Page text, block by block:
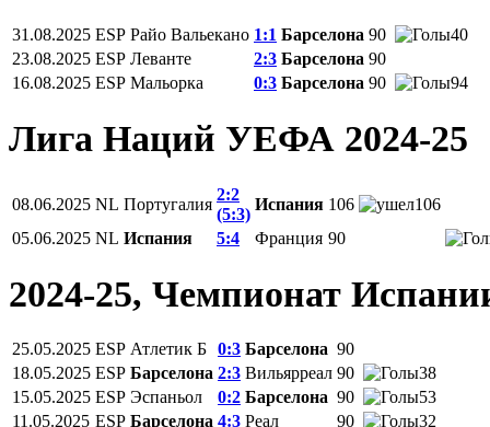
31.08.2025 ESP Райо Вальекано 1:1 Барселона 90
40
23.08.2025 ESP Леванте 2:3 Барселона 90
16.08.2025 ESP Мальорка 0:3 Барселона 90 94
Лига Наций УЕФА 2024-25
08.06.2025 NL Португалия
2:2
(5:3)
Испания 106
106
05.06.2025 NL Испания 5:4 Франция 90
2024-25, Чемпионат
25.05.2025 ESP Атлетик Б 0:3 Барселона 90
18.05.2025 ESP Барселона 2:3 Вильярреал 90
38
15.05.2025 ESP Эспаньол 0:2 Барселона 90
53
11.05.2025 ESP Барселона 4:3 Реал 90 32